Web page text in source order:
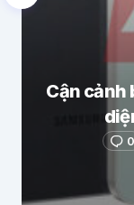
Cận cảnh
0